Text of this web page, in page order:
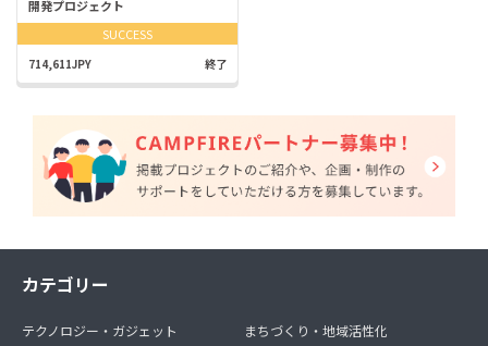
開発プロジェクト
SUCCESS
714,611JPY 終了
カテゴリー
テクノロジー・ガジェット
まちづくり・地域活性化